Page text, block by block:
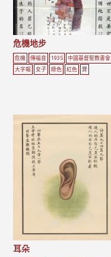
危機地步
危機 傳福音 1935
中國基督聖教書會
大字報
女子 綠色 紅色 罪
耳朵